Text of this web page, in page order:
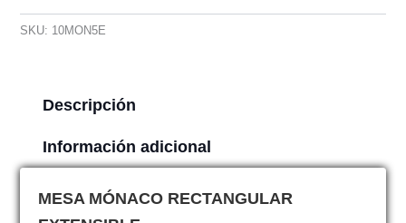
SKU: 10MON5E
Descripción
Información adicional
MESA MÓNACO RECTANGULAR